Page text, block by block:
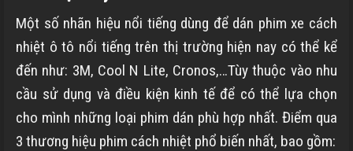
Một số nhãn hiệu nổi tiếng dùng để dán phim xe cách
nhiệt ô tô nổi tiếng trên thị trường hiện nay có thể kể
đến như: 3M, Cool N Lite, Cronos,…Tùy thuộc vào nhu
cầu sử dụng và điều kiện kinh tế để có thể lựa chọn
cho mình những loại phim dán phù hợp nhất. Điểm qua
3 thương hiệu phim cách nhiệt phổ biến nhất, bao gồm: